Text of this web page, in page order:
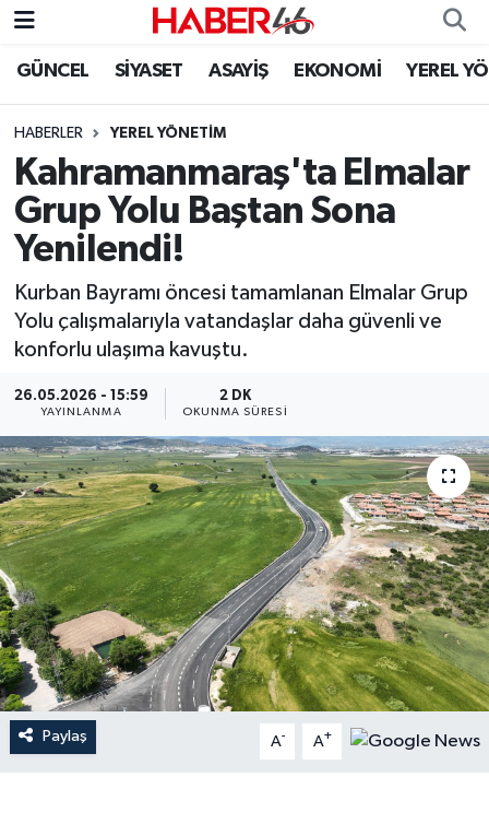
GÜNCEL SİYASET ASAYİŞ EKONOMİ YEREL
HABERLER YEREL YÖNETİM
Kahramanmaraş'ta Elmalar
Grup Yolu Baştan Sona
Yenilendi!
Kurban Bayramı öncesi tamamlanan Elmalar Grup
Yolu çalışmalarıyla vatandaşlar daha güvenli ve
konforlu ulaşıma kavuştu.
26.05.2026 - 15:59
YAYINLANMA
2 DK
OKUNMA SÜRESI
Paylaş A- A+
GÜNCEL
SİYASET
EKONOMİ
SPOR
YAŞAM
TEKNOLOJİ
SAĞLIK
EĞİTİM
İLÇE HABERLERİ
KÜLTÜR-SANAT
KSÜ
DÜNYA
ROPORTAJ
Nöbetçi Eczaneler
Hava Durumu
Kahramanmaraş Namaz Vakitleri
Trafik Durumu
Süper Lig Puan Durumu ve Fikstür
Tüm Manşetler
Son Dakika Haberleri
Haber Arşivi